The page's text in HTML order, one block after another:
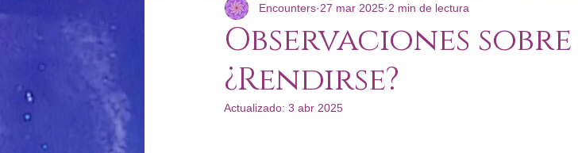
Reportes Energéticos Podcast: Poco Convencional
Observaciones
¿Rendirse?
Encounters 27 mar 2025 2 min de lectura
Actualizado: 3 abr 2025